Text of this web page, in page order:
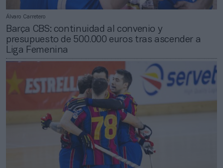
Álvaro Carretero
Barça CBS: continuidad al convenio y
presupuesto de 500.000 euros tras ascender a
Liga Femenina